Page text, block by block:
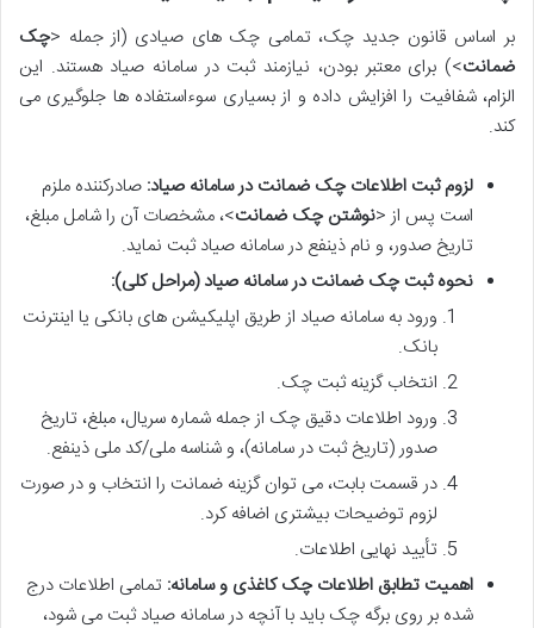
بر اساس قانون جدید چک، تمامی چک های صیادی (از جمله <چک
ضمانت>) برای معتبر بودن، نیازمند ثبت در سامانه صیاد هستند. این
الزام، شفافیت را افزایش داده و از بسیاری سوءاستفاده ها جلوگیری می
کند.
لزوم ثبت اطلاعات چک ضمانت در سامانه صیاد: صادرکننده ملزم
است پس از <نوشتن چک ضمانت>، مشخصات آن را شامل مبلغ،
تاریخ صدور، و نام ذینفع در سامانه صیاد ثبت نماید.
نحوه ثبت چک ضمانت در سامانه صیاد (مراحل کلی):
ورود به سامانه صیاد از طریق اپلیکیشن های بانکی یا اینترنت
بانک.
انتخاب گزینه ثبت چک.
ورود اطلاعات دقیق چک از جمله شماره سریال، مبلغ، تاریخ
صدور (تاریخ ثبت در سامانه)، و شناسه ملی/کد ملی ذینفع.
در قسمت بابت، می توان گزینه ضمانت را انتخاب و در صورت
لزوم توضیحات بیشتری اضافه کرد.
تأیید نهایی اطلاعات.
اهمیت تطابق اطلاعات چک کاغذی و سامانه: تمامی اطلاعات درج
شده بر روی برگه چک باید با آنچه در سامانه صیاد ثبت می شود،